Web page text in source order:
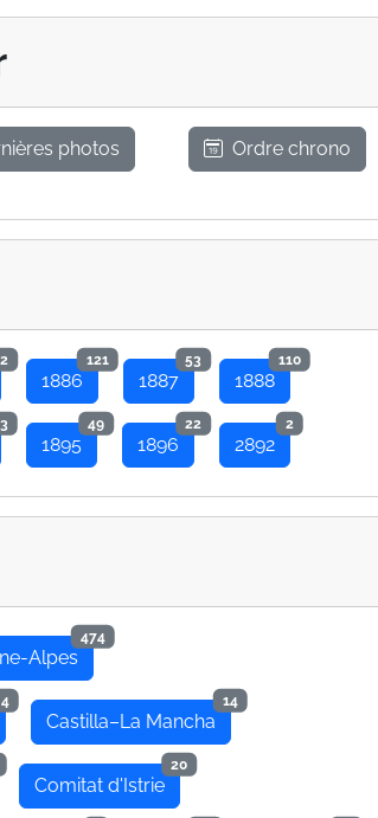
photos Ordre chrono
1886
121
1887
53
1888
110
1895
49
1896
22
2892
2
Alpes
474
4
Castilla–La Mancha
14
Comitat d'Istrie
20